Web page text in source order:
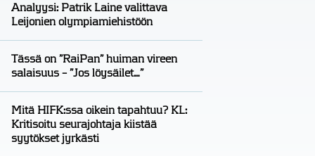
Analyysi: Patrik Laine valittava
Leijonien olympiamiehistöön
Tässä on ”RaiPan” huiman vireen
salaisuus – ”Jos löysäilet…”
Mitä HIFK:ssa oikein tapahtuu? KL:
Kritisoitu seurajohtaja kiistää
syytökset jyrkästi